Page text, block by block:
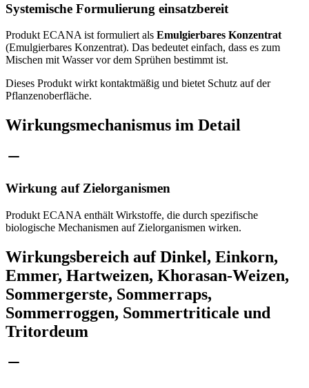
Systemische Formulierung einsatzbereit
Produkt ECANA ist formuliert als Emulgierbares Konzentrat
(Emulgierbares Konzentrat). Das bedeutet einfach, dass es zum
Mischen mit Wasser vor dem Sprühen bestimmt ist.
Dieses Produkt wirkt kontaktmäßig und bietet Schutz auf der
Pflanzenoberfläche.
Wirkungsmechanismus im Detail
Wirkung auf Zielorganismen
Produkt ECANA enthält Wirkstoffe, die durch spezifische
biologische Mechanismen auf Zielorganismen wirken.
Wirkungsbereich auf Dinkel, Einkorn,
Emmer, Hartweizen, Khorasan-Weizen,
Sommergerste, Sommerraps,
Sommerroggen, Sommertriticale und
Tritordeum